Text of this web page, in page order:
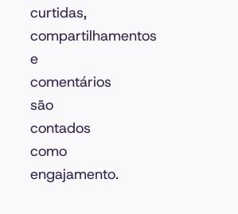
curtidas,
compartilhamentos
e
comentários
são
contados
como
engajamento.